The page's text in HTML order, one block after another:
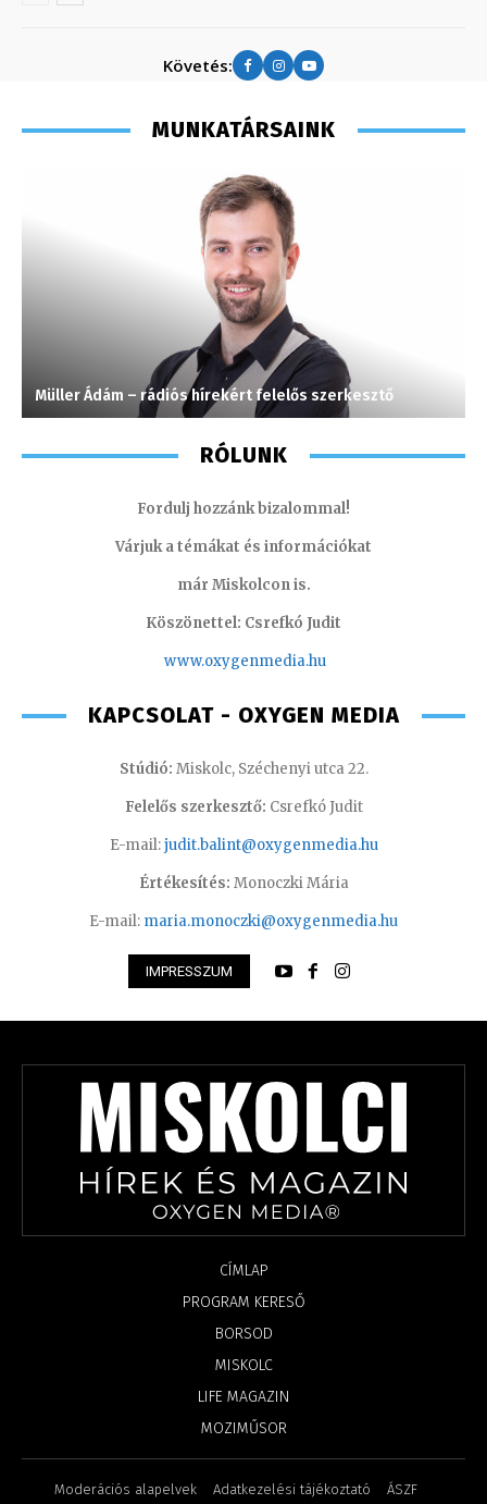
Követés:
MUNKATÁRSAINK
Müller Ádám – rádiós hírekért felelős szerkesztő
RÓLUNK
Fordulj hozzánk bizalommal!
Várjuk a témákat és információkat
már Miskolcon is.
Köszönettel: Csrefkó Judit
www.oxygenmedia.hu
KAPCSOLAT - OXYGEN MEDIA
Stúdió: Miskolc, Széchenyi utca 22.
Felelős szerkesztő: Csrefkó Judit
E-mail:judit.balint@oxygenmedia.hu
Értékesítés: Monoczki Mária
E-mail: maria.monoczki@oxygenmedia.hu
IMPRESSZUM
CÍMLAP
PROGRAM KERESŐ
BORSOD
MISKOLC
LIFE MAGAZIN
MOZIMŰSOR
Moderációs alapelvek Adatkezelési tájékoztató ÁSZF